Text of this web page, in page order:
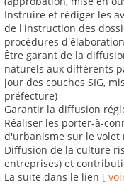
Instruire et rédiger les
de l'instruction des
procédures
Être garant de la
naturels aux différents
jour des couches SIG,
préfecture)
Garantir la diffusion
Réaliser les porter-à-
d'urbanisme sur le volet
Diffusion de la culture
entreprises) et
La suite dans le lien [